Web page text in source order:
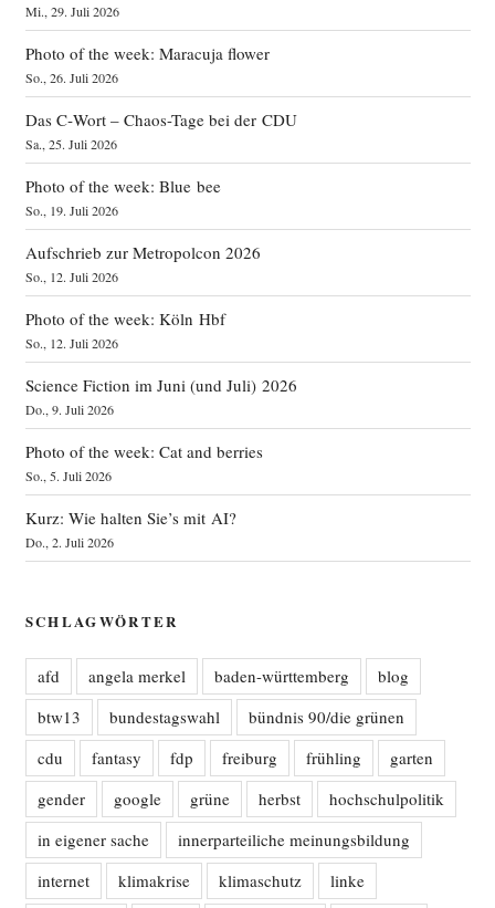
Mi., 29. Juli 2026
Photo of the week: Maracuja flower
So., 26. Juli 2026
Das C‑Wort – Chaos-Tage bei der CDU
Sa., 25. Juli 2026
Photo of the week: Blue bee
So., 19. Juli 2026
Aufschrieb zur Metropolcon 2026
So., 12. Juli 2026
Photo of the week: Köln Hbf
So., 12. Juli 2026
Science Fiction im Juni (und Juli) 2026
Do., 9. Juli 2026
Photo of the week: Cat and berries
So., 5. Juli 2026
Kurz: Wie halten Sie’s mit AI?
Do., 2. Juli 2026
SCHLAGWÖRTER
afd angela merkel baden-württemberg
blog
btw13
bundestagswahl
bündnis 90/die grünen
cdu
fantasy fdp freiburg frühling
garten
gender
google grüne herbst
hochschulpolitik
in eigener sache
innerparteiliche meinungsbildung
internet
klimakrise klimaschutz
linke